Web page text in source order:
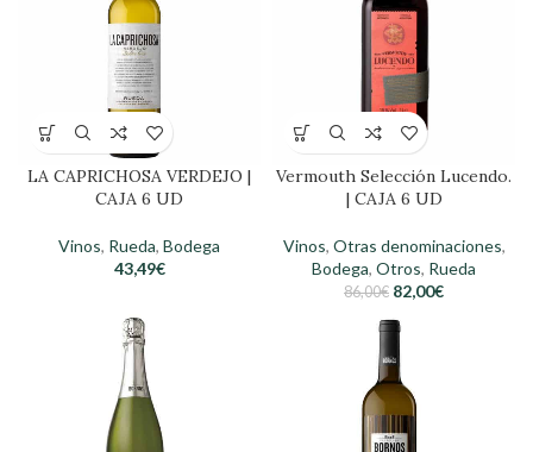
LA CAPRICHOSA VERDEJO |
CAJA 6 UD
Vinos, Rueda, Bodega
43,49€
Vermouth Selección Lucendo.
| CAJA 6 UD
Vinos, Otras denominaciones,
Bodega, Otros, Rueda
86,00€ 82,00€